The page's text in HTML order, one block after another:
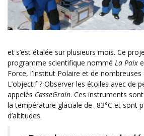
et s’est étalée sur plusieurs mois. Ce
programme scientifique nommé La Paix
Force, l’Institut Polaire et de
L’objectif ? Observer les étoiles avec de
appelés CasseGrain. Ces instruments
la température glaciale de -83°C et sont
d’altitudes.